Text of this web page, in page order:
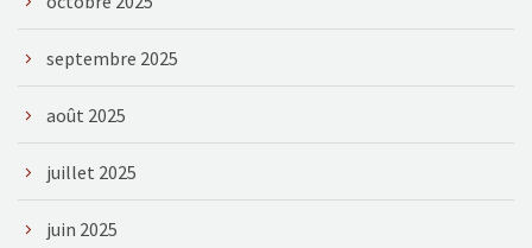
septembre 2025
août 2025
juillet 2025
juin 2025